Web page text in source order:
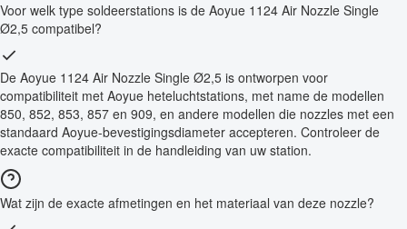
Voor welk type soldeerstations is de Aoyue 1124 Air Nozzle Single
Ø2,5 compatibel?
De Aoyue 1124 Air Nozzle Single Ø2,5 is ontworpen voor
compatibiliteit met Aoyue heteluchtstations, met name de modellen
850, 852, 853, 857 en 909, en andere modellen die nozzles met een
standaard Aoyue-bevestigingsdiameter accepteren. Controleer de
exacte compatibiliteit in de handleiding van uw station.
Wat zijn de exacte afmetingen en het materiaal van deze nozzle?